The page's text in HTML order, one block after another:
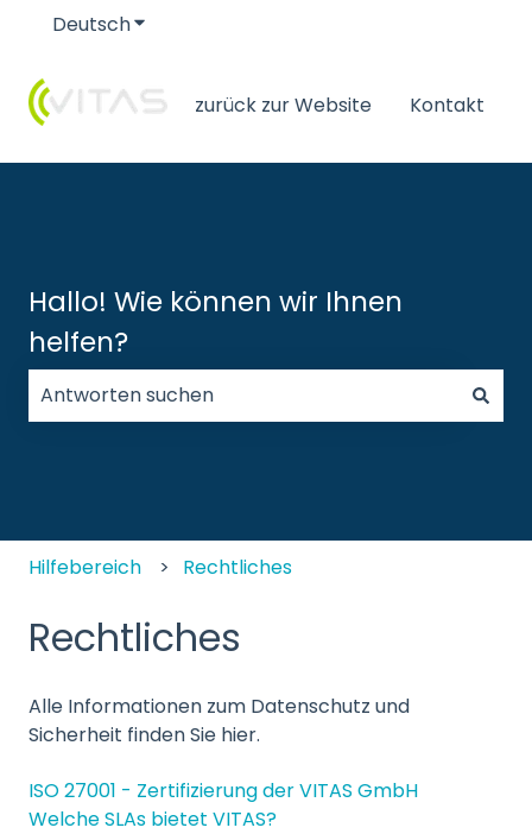
DeutschUntermenü für Übersetzungen anzeigen
zurück zur Website Kontakt
Hallo! Wie können wir Ihnen
helfen?
Hilfebereich Rechtliches
Rechtliches
Alle Informationen zum Datenschutz und
Sicherheit finden Sie hier.
ISO 27001 - Zertifizierung der VITAS GmbH
Welche SLAs bietet VITAS?